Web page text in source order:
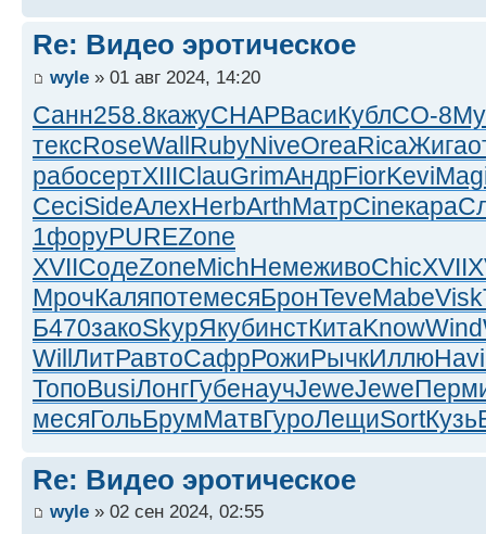
Re: Видео эротическое
wyle » 01 авг 2024, 14:20
Санн258.8кажуCHAPВасиКублСО-8
тексRoseWallRubyNiveOreaRicaЖига
рабосертXIIIClauGrimАндрFiorKevi
CeciSideАлехHerbArthМатрCineкара
1форуPUREZone
XVIIСодеZoneMichНемеживоChicXVII
МрочКаляпотемесяБронTeveMabeVisk
Б470закоSkypЯкубинстКитаKnowWind
WillЛитРавтоСафрРожиРычкИллюHavi
ТопоBusiЛонгГубенаучJeweJeweПерм
месяГольБрумМатвГуроЛещиSortКузь
Re: Видео эротическое
wyle » 02 сен 2024, 02:55